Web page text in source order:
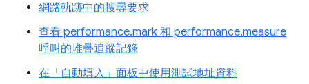
網路軌跡中的搜尋要求
查看 performance.mark 和 performance.measure
呼叫的堆疊追蹤記錄
在「自動填入」面板中使用測試地址資料